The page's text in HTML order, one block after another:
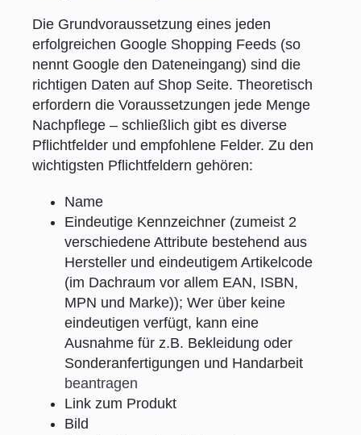
Die Grundvoraussetzung eines jeden
erfolgreichen Google Shopping Feeds (so
nennt Google den Dateneingang) sind die
richtigen Daten auf Shop Seite. Theoretisch
erfordern die Voraussetzungen jede Menge
Nachpflege – schließlich gibt es diverse
Pflichtfelder und empfohlene Felder. Zu den
wichtigsten Pflichtfeldern gehören:
Name
Eindeutige Kennzeichner (zumeist 2
verschiedene Attribute bestehend aus
Hersteller und eindeutigem Artikelcode
(im Dachraum vor allem EAN, ISBN,
MPN und Marke)); Wer über keine
eindeutigen verfügt, kann eine
Ausnahme für z.B. Bekleidung oder
Sonderanfertigungen und Handarbeit
beantragen
Link zum Produkt
Bild